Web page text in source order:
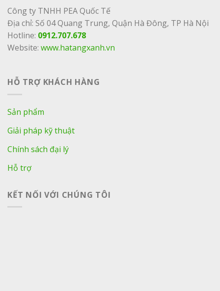
Công ty TNHH PEA Quốc Tế
Địa chỉ: Số 04 Quang Trung, Quận Hà Đông, TP Hà Nội
Hotline: 0912.707.678
Website: www.hatangxanh.vn
HỖ TRỢ KHÁCH HÀNG
Sản phẩm
Giải pháp kỹ thuật
Chính sách đại lý
Hỗ trợ
KẾT NỐI VỚI CHÚNG TÔI